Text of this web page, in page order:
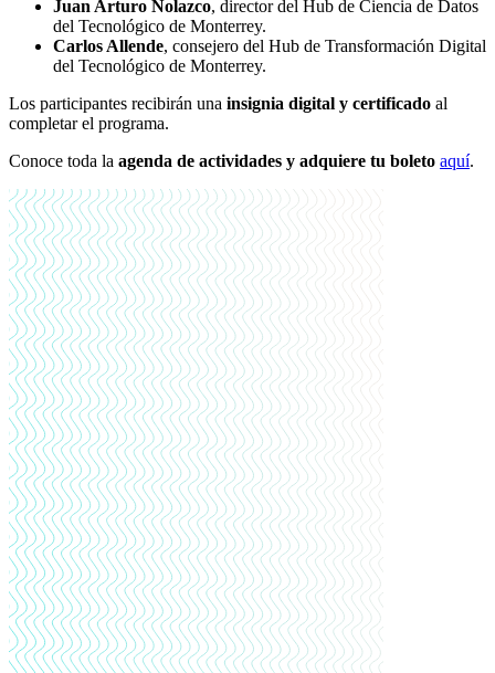
Juan Arturo Nolazco, director del Hub de Ciencia de Datos
del Tecnológico de Monterrey.
Carlos Allende, consejero del Hub de Transformación Digital
del Tecnológico de Monterrey.
Los participantes recibirán una insignia digital y certificado al
completar el programa.
Conoce toda la agenda de actividades y adquiere tu boleto aquí.